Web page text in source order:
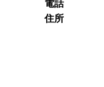
電話
住所